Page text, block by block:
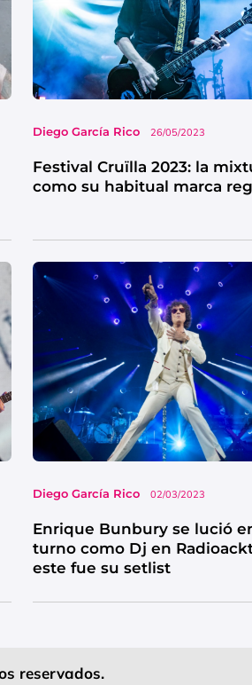
Diego García Rico 26/05/2023
Festival Cruïlla 2023: la
como su habitual marca
Diego García Rico 02/03/2023
Enrique Bunbury se lució
turno como Dj en
este fue su setlist
reservados.